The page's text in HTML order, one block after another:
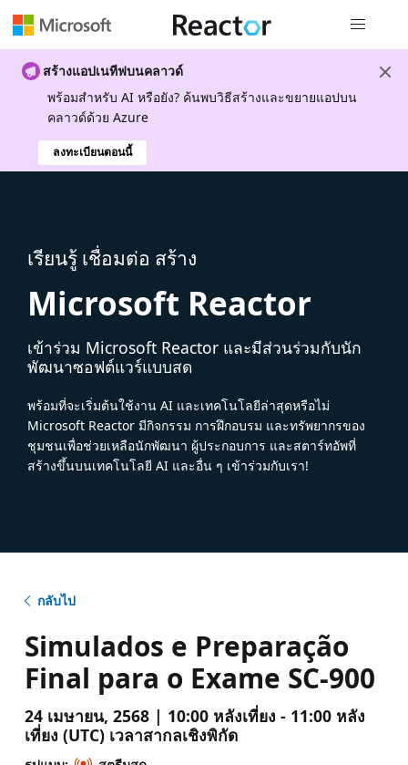
สร้างแอปเนทีฟบนคลาวด์
พร้อมสําหรับ AI หรือยัง? ค้นพบวิธีสร้างและขยายแอปบน
คลาวด์ด้วย Azure
ลงทะเบียนตอนนี้
เรียนรู้ เชื่อมต่อ สร้าง
Microsoft Reactor
เข้าร่วม Microsoft Reactor และมีส่วนร่วมกับนัก
พัฒนาซอฟต์แวร์แบบสด
พร้อมที่จะเริ่มต้นใช้งาน AI และเทคโนโลยีล่าสุดหรือไม่
Microsoft Reactor มีกิจกรรม การฝึกอบรม และทรัพยากรของ
ชุมชนเพื่อช่วยเหลือนักพัฒนา ผู้ประกอบการ และสตาร์ทอัพที่
สร้างขึ้นบนเทคโนโลยี AI และอื่น ๆ เข้าร่วมกับเรา!
กลับไป
Simulados e Preparação
Final para o Exame SC-900
24 เมษายน, 2568 | 10:00 หลังเที่ยง - 11:00 หลัง
เที่ยง (UTC) เวลาสากลเชิงพิกัด